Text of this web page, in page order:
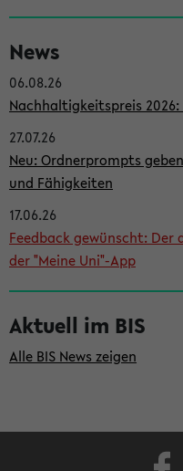
e
i
t
e
n
l
e
i
s
t
e
News
06.08.26
Nachhaltigkeitspreis
27.07.26
Neu: Ordnerprompts
und Fähigkeiten
17.06.26
Feedback gewünscht:
der "Meine Uni"-App
Aktuell im BIS
Alle BIS News zeigen